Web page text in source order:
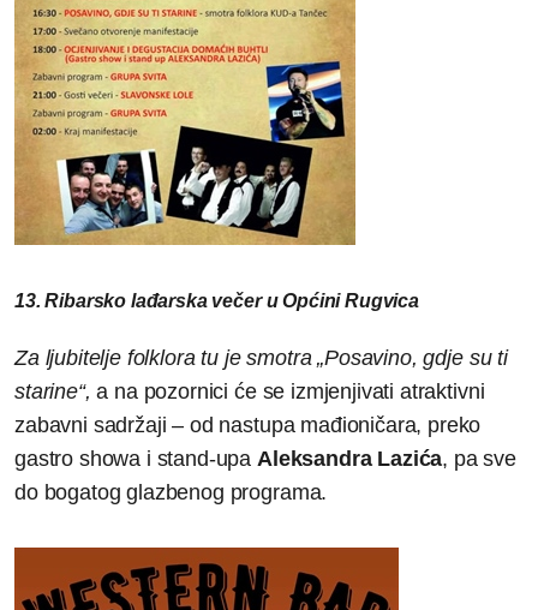
13. Ribarsko lađarska večer u Općini Rugvica
Za ljubitelje folklora tu je smotra „Posavino, gdje su ti
starine“,a na pozornici će se izmjenjivati atraktivni
zabavni sadržaji – od nastupa mađioničara, preko
gastro showa i stand-upa Aleksandra Lazića, pa sve
do bogatog glazbenog programa.